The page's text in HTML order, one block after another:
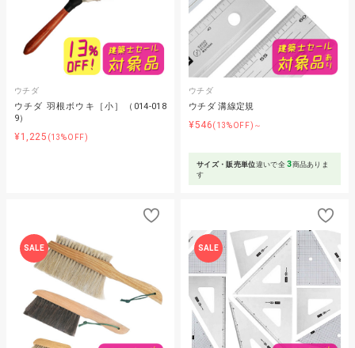
ウチダ
ウチダ 羽根ボウキ［小］（014-018
9）
¥1,225 (13%OFF)
ウチダ
ウチダ 溝線定規
¥546(13%OFF)～
サイズ・販売単位違いで全3商品ありま
す
SALE SALE